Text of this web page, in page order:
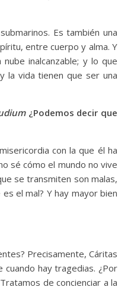
Es también una
entre cuerpo y alma. Y
inalcanzable; y lo que
la vida tienen que ser una
¿Podemos decir que
con la que él ha
sé cómo el mundo no vive
se transmiten son malas,
el mal? Y hay mayor bien
Precisamente, Cáritas
hay tragedias. ¿Por
de concienciar a la